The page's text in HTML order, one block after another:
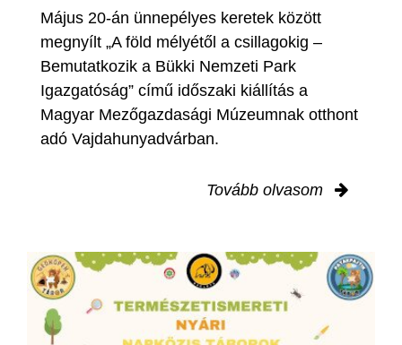
Május 20-án ünnepélyes keretek között
megnyílt „A föld mélyétől a csillagokig –
Bemutatkozik a Bükki Nemzeti Park
Igazgatóság” című időszaki kiállítás a
Magyar Mezőgazdasági Múzeumnak otthont
adó Vajdahunyadvárban.
Tovább olvasom